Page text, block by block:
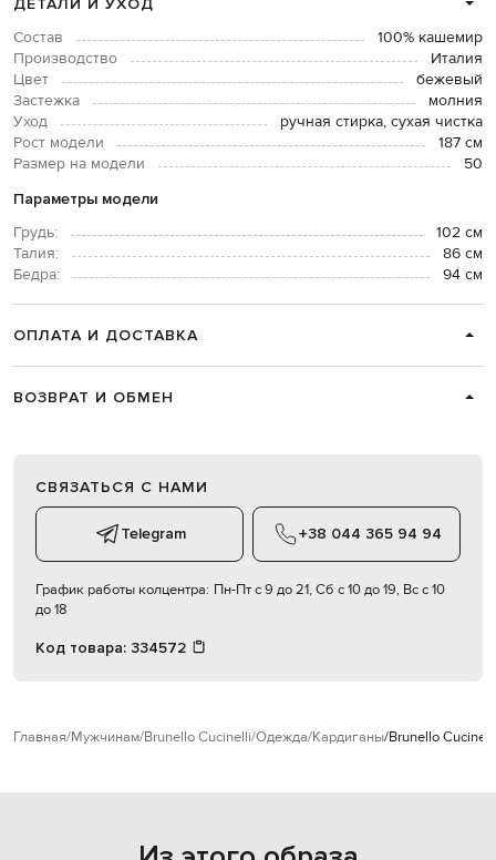
ДЕТАЛИ И УХОД
Состав
100% кашемир
Производство
Италия
Цвет
бежевый
Застежка
молния
Уход
ручная стирка, сухая чистка
Рост модели
187 см
Размер на модели
50
Параметры модели
Грудь:
102 см
Талия:
86 см
Бедра:
94 см
ОПЛАТА И ДОСТАВКА
ВОЗВРАТ И ОБМЕН
СВЯЗАТЬСЯ С НАМИ
Telegram +38 044 365 94 94
График работы колцентра: Пн-Пт с 9 до 21, Сб с 10 до 19, Вс с 10
до 18
Код товара: 334572
Главная Мужчинам Brunello Cucinelli Одежда Кардиганы Brunello